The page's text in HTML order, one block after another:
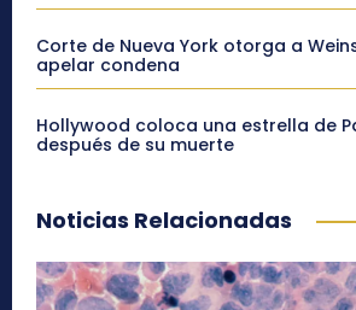
Corte de Nueva York otorga a
apelar condena
Hollywood coloca una estrella de
después de su muerte
Noticias Relacionadas